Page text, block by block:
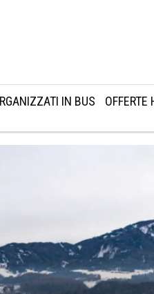
IN BUS OFFERTE